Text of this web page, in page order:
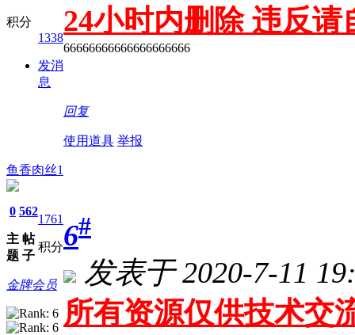
积分
1338
发消
息
24小时内删除 违反
66666666666666666666
回复
使用道具 举报
鱼香肉丝1
0
主
题
562
帖
子
1761
积分
金牌会员
6#
发表于 2020-7-11
所有资源仅供技术交